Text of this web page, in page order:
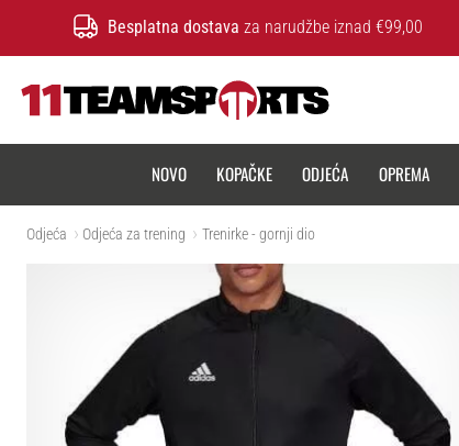
Besplatna dostava za narudžbe iznad €99,00
NOVO KOPAČKE ODJEĆA OPREMA
Odjeća Odjeća za trening Trenirke - gornji dio